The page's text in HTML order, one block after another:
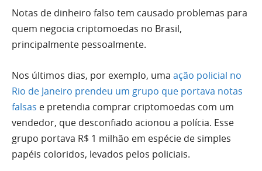
Notas de dinheiro falso tem causado problemas para
quem negocia criptomoedas no Brasil,
principalmente pessoalmente.
Nos últimos dias, por exemplo, uma ação policial no
Rio de Janeiro prendeu um grupo que portava notas
falsas e pretendia comprar criptomoedas com um
vendedor, que desconfiado acionou a polícia. Esse
grupo portava R$ 1 milhão em espécie de simples
papéis coloridos, levados pelos policiais.